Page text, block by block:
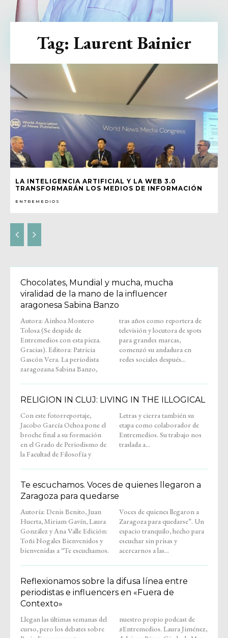
LA INTELIGENCIA ARTIFICIAL Y LA WEB 3.0
TRANSFORMARÁN LOS MEDIOS DE INFORMACIÓN
ENTREMEDIOS
Tag: Laurent Bainier
Chocolates, Mundial y mucha, mucha
viralidad de la mano de la influencer
aragonesa Sabina Banzo
Autora: Ainhoa Montero
Tolosa (Se despide de
Entremedios con esta pieza.
Gracias). Editora: Patricia
Gascón Vera. La periodista
zaragozana Sabina Banzo,
tras años como reportera de
televisión y locutora de spots
para grandes marcas,
comenzó su andadura en
redes sociales después...
RELIGION IN CLUJ: LIVING IN THE ILLOGICAL
Con este fotorreportaje,
Jacobo García Ochoa pone el
broche final a su formación
en el Grado de Periodismo de
la Facultad de Filosofía y
Letras y cierra también su
etapa como colaborador de
Entremedios. Su trabajo nos
traslada a...
Te escuchamos. Voces de quienes llegaron a
Zaragoza para quedarse
Autoría: Denis Benito, Juan
Huerta, Miriam Gavín, Laura
González y Ana Valle Edición:
Toñi Nogales Bienvenidos y
bienvenidas a “Te escuchamos.
Voces de quienes llegaron a
Zaragoza para quedarse”. Un
espacio tranquilo, hecho para
escuchar sin prisas y
acercarnos a las...
Reflexionamos sobre la difusa línea entre
periodistas e influencers en «Fuera de
Contexto»
Llegan las últimas semanas del
curso, pero los debates sobre
nuestro propio podcast de
#Entremedios. Laura Jiménez,